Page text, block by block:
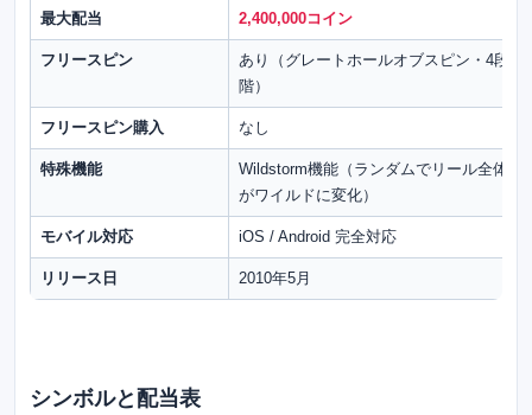
最大配当 2,400,000コイン
フリースピン
あり（グレートホールオブスピン・4段
階）
フリースピン購入 なし
特殊機能
Wildstorm機能（ランダムでリール全体
がワイルドに変化）
モバイル対応 iOS / Android 完全対応
リリース日 2010年5月
シンボルと配当表